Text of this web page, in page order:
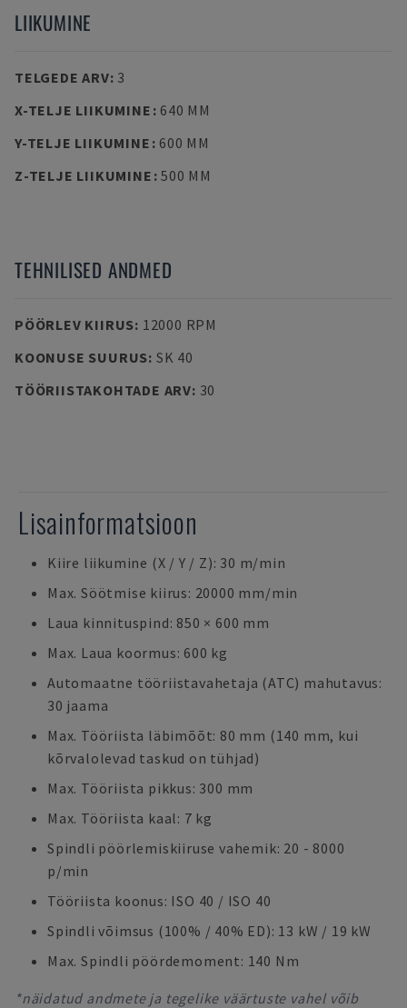
LIIKUMINE
TELGEDE ARV: 3
X-TELJE LIIKUMINE : 640 MM
Y-TELJE LIIKUMINE : 600 MM
Z-TELJE LIIKUMINE :500 MM
TEHNILISED ANDMED
PÖÖRLEV KIIRUS: 12000 RPM
KOONUSE SUURUS: SK 40
TÖÖRIISTAKOHTADE ARV: 30
Lisainformatsioon
Kiire liikumine (X / Y / Z): 30 m/min
Max. Söötmise kiirus: 20000 mm/min
Laua kinnituspind: 850 × 600 mm
Max. Laua koormus: 600 kg
Automaatne tööriistavahetaja (ATC) mahutavus:
30 jaama
Max. Tööriista läbimõõt: 80 mm (140 mm, kui
kõrvalolevad taskud on tühjad)
Max. Tööriista pikkus: 300 mm
Max. Tööriista kaal: 7 kg
Spindli pöörlemiskiiruse vahemik: 20 - 8000
p/min
Tööriista koonus: ISO 40 / ISO 40
Spindli võimsus (100% / 40% ED): 13 kW / 19 kW
Max. Spindli pöördemoment: 140 Nm
*näidatud andmete ja tegelike väärtuste vahel võib